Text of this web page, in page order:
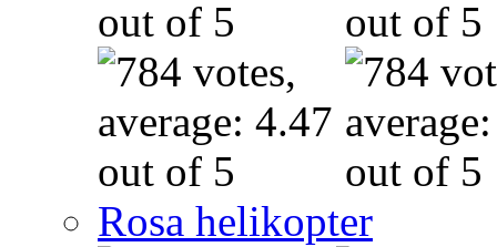
Rosa helikopter